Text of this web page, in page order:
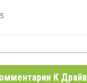
К